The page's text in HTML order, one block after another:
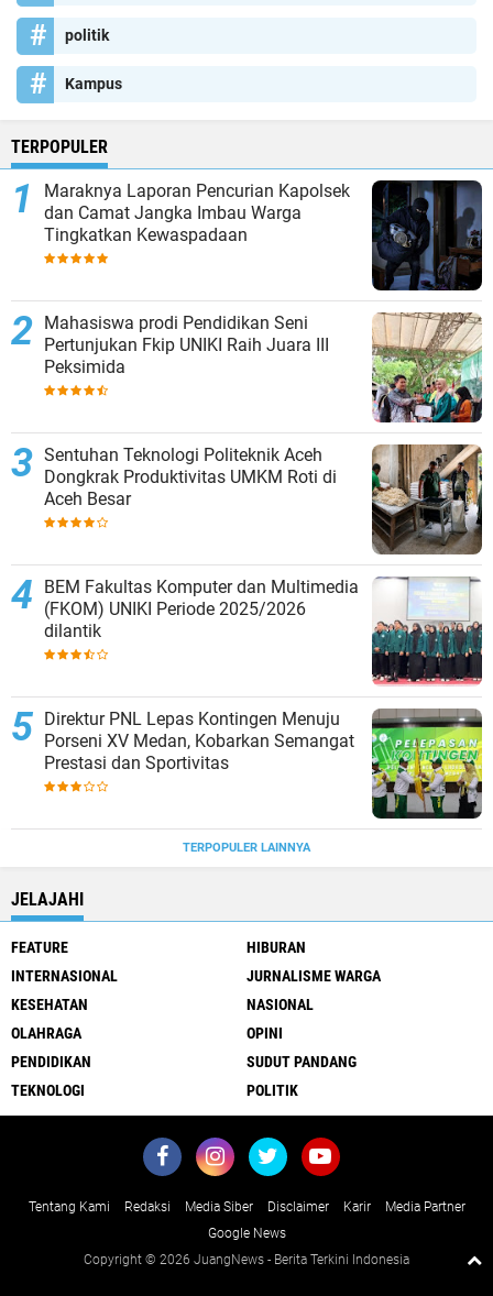
politik
Kampus
TERPOPULER
Maraknya Laporan Pencurian Kapolsek
dan Camat Jangka Imbau Warga
Tingkatkan Kewaspadaan
Mahasiswa prodi Pendidikan Seni
Pertunjukan Fkip UNIKI Raih Juara III
Peksimida
Sentuhan Teknologi Politeknik Aceh
Dongkrak Produktivitas UMKM Roti di
Aceh Besar
BEM Fakultas Komputer dan Multimedia
(FKOM) UNIKI Periode 2025/2026
dilantik
Direktur PNL Lepas Kontingen Menuju
Porseni XV Medan, Kobarkan Semangat
Prestasi dan Sportivitas
TERPOPULER LAINNYA
JELAJAHI
FEATURE
HIBURAN
INTERNASIONAL
JURNALISME WARGA
KESEHATAN
NASIONAL
OLAHRAGA
OPINI
PENDIDIKAN
SUDUT PANDANG
TEKNOLOGI
POLITIK
Tentang Kami Redaksi Media Siber Disclaimer Karir
Media Partner
Google News
Copyright © 2026 JuangNews - Berita Terkini Indonesia